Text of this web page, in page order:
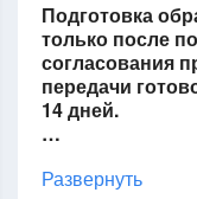
Подготовка
только после
согласования
передачи
14 дней.
…
Развернуть